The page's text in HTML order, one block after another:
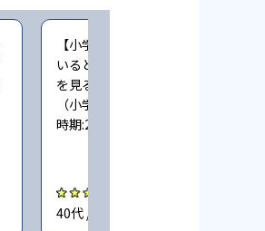
【小学生時の通塾】塾では良くでき
いると褒められるのだが、学校の成
を見ると結びついている気がしない
（小学4〜5年時に子どもが通塾。回
時期:2023年3月）
40代 / 千葉県 女性